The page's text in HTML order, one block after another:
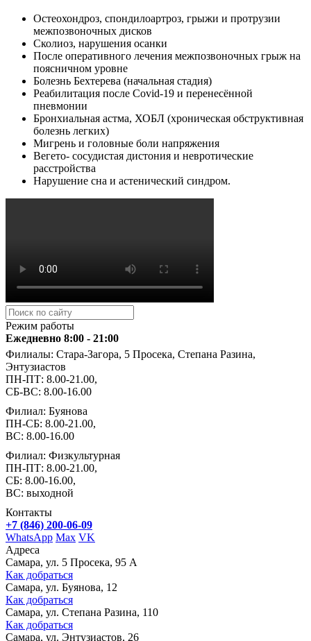
Остеохондроз, спондилоартроз, грыжи и протрузии
межпозвоночных дисков
Сколиоз, нарушения осанки
После оперативного лечения межпозвоночных грыж на
поясничном уровне
Болезнь Бехтерева (начальная стадия)
Реабилитация после Covid-19 и перенесённой
пневмонии
Бронхиальная астма, ХОБЛ (хроническая обструктивная
болезнь легких)
Мигрень и головные боли напряжения
Вегето- сосудистая дистония и невротические
расстройства
Нарушение сна и астенический синдром.
Режим работы
Ежедневно 8:00 - 21:00
Филиалы: Стара-Загора, 5 Просека, Степана Разина,
Энтузиастов
ПН-ПТ: 8.00-21.00,
СБ-ВС: 8.00-16.00
Филиал: Буянова
ПН-СБ: 8.00-21.00,
ВС: 8.00-16.00
Филиал: Физкультурная
ПН-ПТ: 8.00-21.00,
СБ: 8.00-16.00,
ВС: выходной
Контакты
+7 (846) 200-06-09
WhatsApp Max VK
Адреса
Самара, ул. 5 Просека, 95 А
Как добраться
Самара, ул. Буянова, 12
Как добраться
Самара, ул. Степана Разина, 110
Как добраться
Самара, ул. Энтузиастов, 26